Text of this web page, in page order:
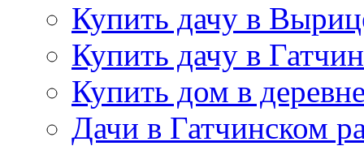
Купить дачу в
Купить дачу в
Купить дом в
Дачи в Гатчинском